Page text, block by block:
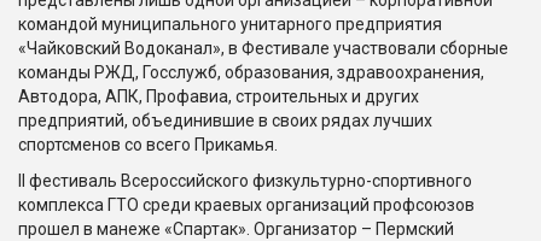
командой муниципального унитарного предприятия
«Чайковский Водоканал», в Фестивале участвовали сборные
команды РЖД, Госслужб, образования, здравоохранения,
Автодора, АПК, Профавиа, строительных и других
предприятий, объединившие в своих рядах лучших
спортсменов со всего Прикамья.
II фестиваль Всероссийского физкультурно-спортивного
комплекса ГТО среди краевых организаций профсоюзов
прошел в манеже «Спартак». Организатор – Пермский